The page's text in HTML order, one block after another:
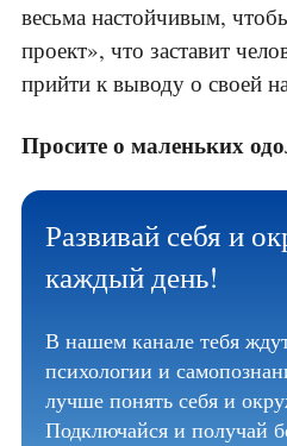
весьма настойчивым,
проект», что заставит
прийти к выводу о своей
Просите о маленьких
Развивай себя и
каждый день!
В нашем канале тебя
психологии и
лучше понять себя и
Подключайся и получай